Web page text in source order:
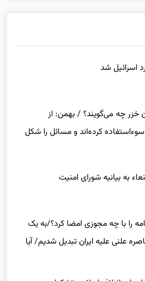
اسرائیل شد
خزر چه می‌گویند؟ / بهمن: از
کرده‌اند و مسائل را شکل
به بیانیه شورای امنیت
را با چه مجوزی امضا کرد؟/به یک
علنی علیه ایران تبدیل شدیم/ آیا
با تهران شویم؟